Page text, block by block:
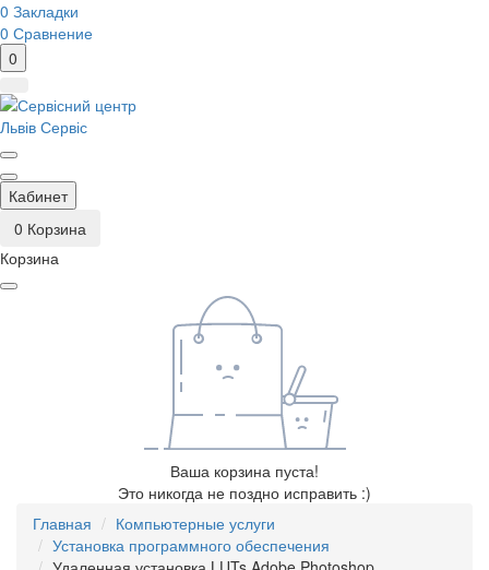
0 Закладки
0 Сравнение
0
Кабинет
0 Корзина
Корзина
Ваша корзина пуста!
Это никогда не поздно исправить :)
Главная
Компьютерные услуги
Установка программного обеспечения